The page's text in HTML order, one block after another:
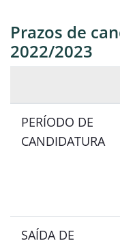
Prazos de
2022/2023
PERÍODO DE
CANDIDATURA
SAÍDA DE